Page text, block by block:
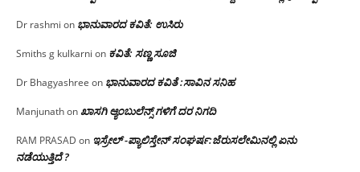
Dr rashmi on ಭಾನುವಾರದ ಕವಿತೆ: ಉಸಿರು
Smiths g kulkarni on ಕವಿತೆ: ಸಣ್ಣ ಸೂಜಿ
Dr Bhagyashree on ಭಾನುವಾರದ ಕವಿತೆ :ಸಾವಿನ ಸನಿಹ
Manjunathonಖಾಸಗಿ ಆ್ಯಂಬುಲೆನ್ಸ್ ಗಳಿಗೆ ದರ ನಿಗದಿ
RAM PRASAD on ಇಸ್ರೇಲ್ -ಪ್ಯಾಲಿಸ್ತೇನ್ ಸಂಘರ್ಷ:ಜೆರುಸಲೇಮಿನಲ್ಲಿ ಏನು
ನಡೆಯುತ್ತಿದೆ ?